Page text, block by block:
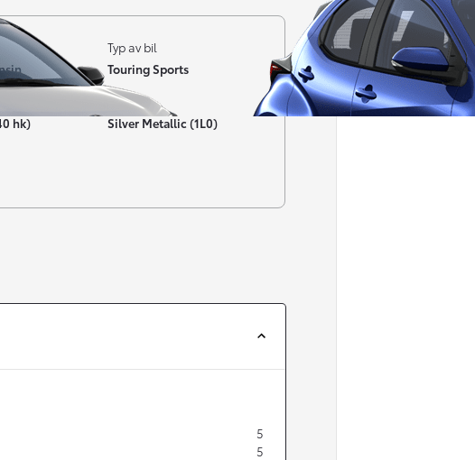
Typ av bil
Touring Sports
hk)
Färg
Silver Metallic (1L0)
5
5